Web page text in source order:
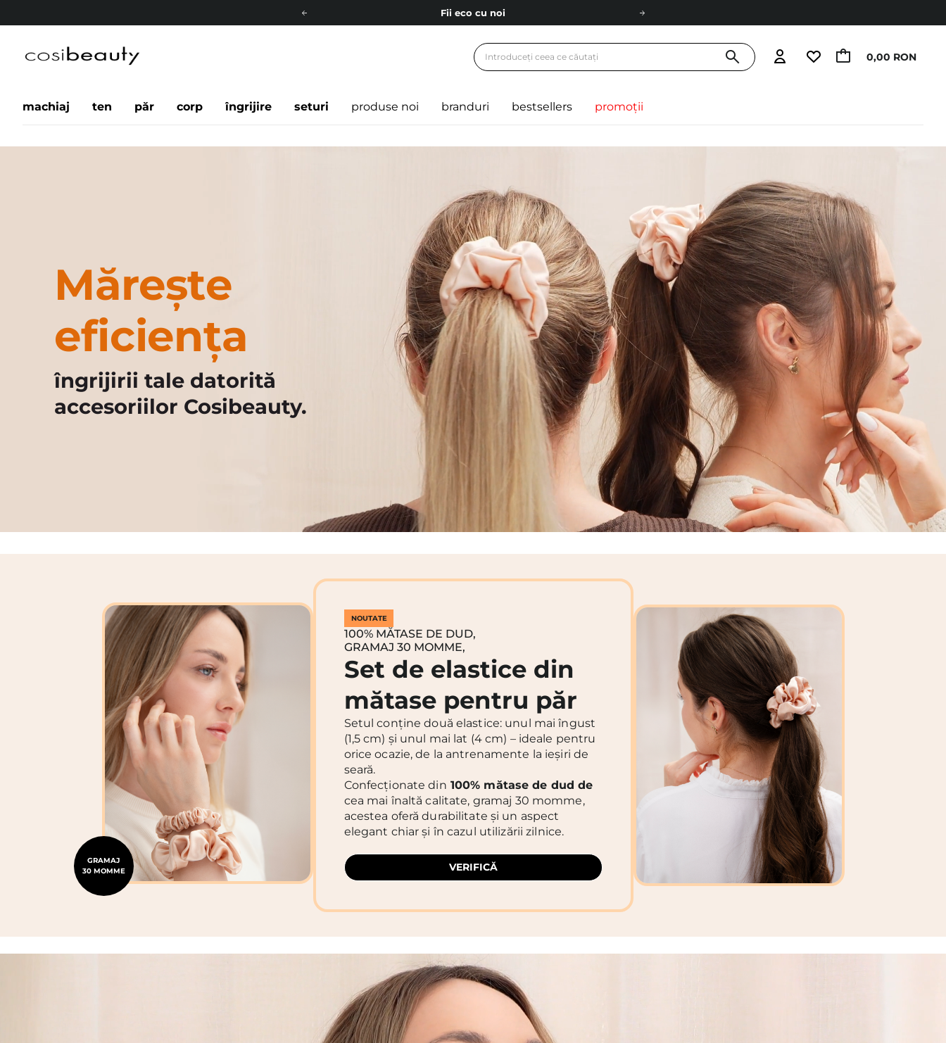
Livrare mai ieftină pentru comenzile de la 150 RON!
Carduri cadou
Fii eco cu noi
0,00 RON
machiaj ten păr corp îngrijire seturi produse noi branduri bestsellers promoții
Mărește
eficiența
îngrijirii tale datorită
accesoriilor Cosibeauty.
GRAMAJ
30 MOMME
NOUTATE
100% MĂTASE DE DUD,
GRAMAJ 30 MOMME,
Set de elastice din
mătase pentru păr
Setul conține două elastice: unul mai îngust
(1,5 cm) și unul mai lat (4 cm) – ideale pentru
orice ocazie, de la antrenamente la ieșiri de
seară.
Confecționate din 100% mătase de dud de
cea mai înaltă calitate, gramaj 30 momme,
acestea oferă durabilitate și un aspect
elegant chiar și în cazul utilizării zilnice.
VERIFICĂ